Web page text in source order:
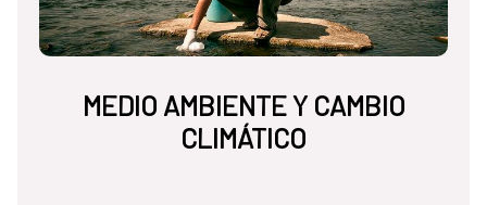
MEDIO AMBIENTE Y CAMBIO
CLIMÁTICO